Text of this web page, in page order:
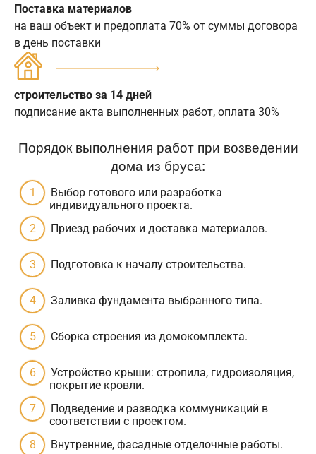
Поставка материалов
на ваш объект и предоплата 70% от суммы договора
в день поставки
строительство за 14 дней
подписание акта выполненных работ, оплата 30%
Порядок выполнения работ при возведении
дома из бруса:
Выбор готового или разработка
индивидуального проекта.
Приезд рабочих и доставка материалов.
Подготовка к началу строительства.
Заливка фундамента выбранного типа.
Сборка строения из домокомплекта.
Устройство крыши: стропила, гидроизоляция,
покрытие кровли.
Подведение и разводка коммуникаций в
соответствии с проектом.
Внутренние, фасадные отделочные работы.